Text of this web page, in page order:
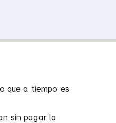
que a tiempo es
sin pagar la